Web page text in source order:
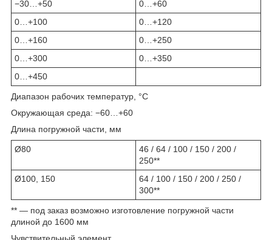
−30…+50
0…+60
0…+100
0…+120
0…+160
0…+250
0…+300
0…+350
0…+450
Диапазон рабочих температур, °C
Окружающая среда: −60…+60
Длина погружной части, мм
Ø80
46 / 64 / 100 / 150 / 200 /
250**
Ø100, 150
64 / 100 / 150 / 200 / 250 /
300**
** — под заказ возможно изготовление погружной части
длиной до 1600 мм
Чувствительный элемент